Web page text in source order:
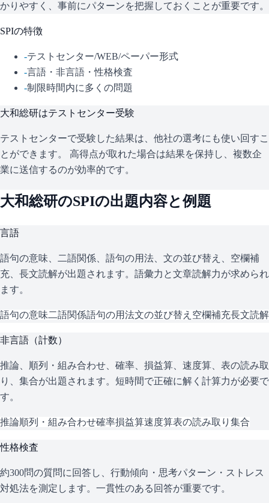
かりやすく、事前にパターンを把握しておくことが重要です。
SPIの特徴
-テストセンター/WEB/ペーパー形式
-言語・非言語・性格検査
-制限時間内に多くの問題
大和総研はテストセンター受験
テストセンターで受験した結果は、他社の選考にも使い回すこ
とができます。 高得点が取れた場合は結果を保持し、複数企
業に送信するのが効率的です。
大和総研のSPIの出題内容と例題
言語
語句の意味、二語関係、語句の用法、文の並び替え、空欄補
充、長文読解が出題されます。語彙力と文章読解力が求められ
ます。
語句の意味二語関係語句の用法文の並び替え 空欄補充長文読解
非言語（計数）
推論、順列・組み合わせ、確率、損益算、速度算、表の読み取
り、集合が出題されます。短時間で正確に解く計算力が必要で
す。
推論順列・組み合わせ確率損益算速度算表の読み取り 集合
性格検査
約300問の質問に回答し、行動傾向・思考パターン・ストレス
対処法を測定します。一貫性のある回答が重要です。